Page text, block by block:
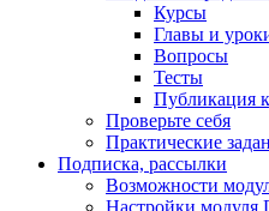
Курсы
Главы и
Вопросы
Тесты
Публикация
Проверьте себя
Практические
Подписка, рассылки
Возможности
Настройки модуля